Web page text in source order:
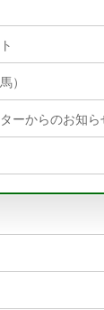
）
ーからのお知ら